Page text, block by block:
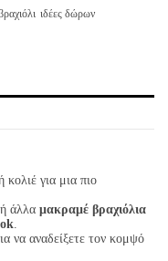
ιδέες δώρων
κολιέ για μια πιο
άλλα μακραμέ βραχιόλια
να αναδείξετε τον κομψό